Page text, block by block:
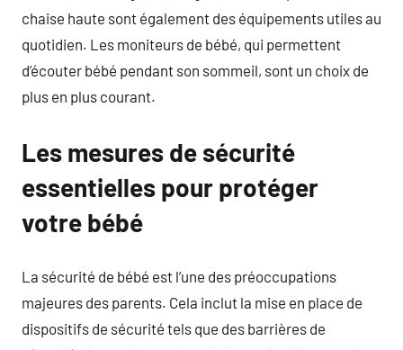
chaise haute sont également des équipements utiles au
quotidien. Les moniteurs de bébé, qui permettent
d’écouter bébé pendant son sommeil, sont un choix de
plus en plus courant.
Les mesures de sécurité
essentielles pour protéger
votre bébé
La sécurité de bébé est l’une des préoccupations
majeures des parents. Cela inclut la mise en place de
dispositifs de sécurité tels que des barrières de